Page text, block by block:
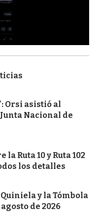
Orsi asistió al
Nacional de
Ruta 10 y Ruta 102
los detalles
y la Tómbola
de 2026